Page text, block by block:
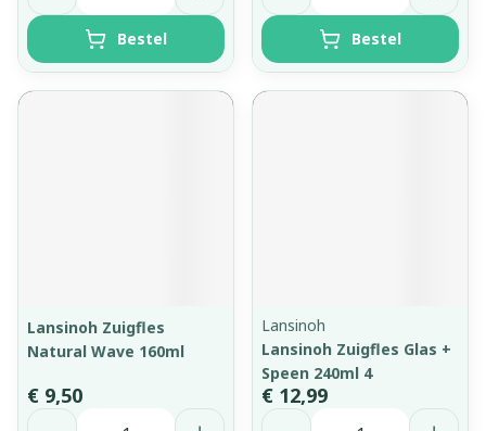
Bestel Bestel
Lansinoh Zuigfles
Natural Wave 160ml
€ 9,50
Aantal
Lansinoh
Lansinoh Zuigfles Glas +
Speen 240ml 4
€ 12,99
Aantal